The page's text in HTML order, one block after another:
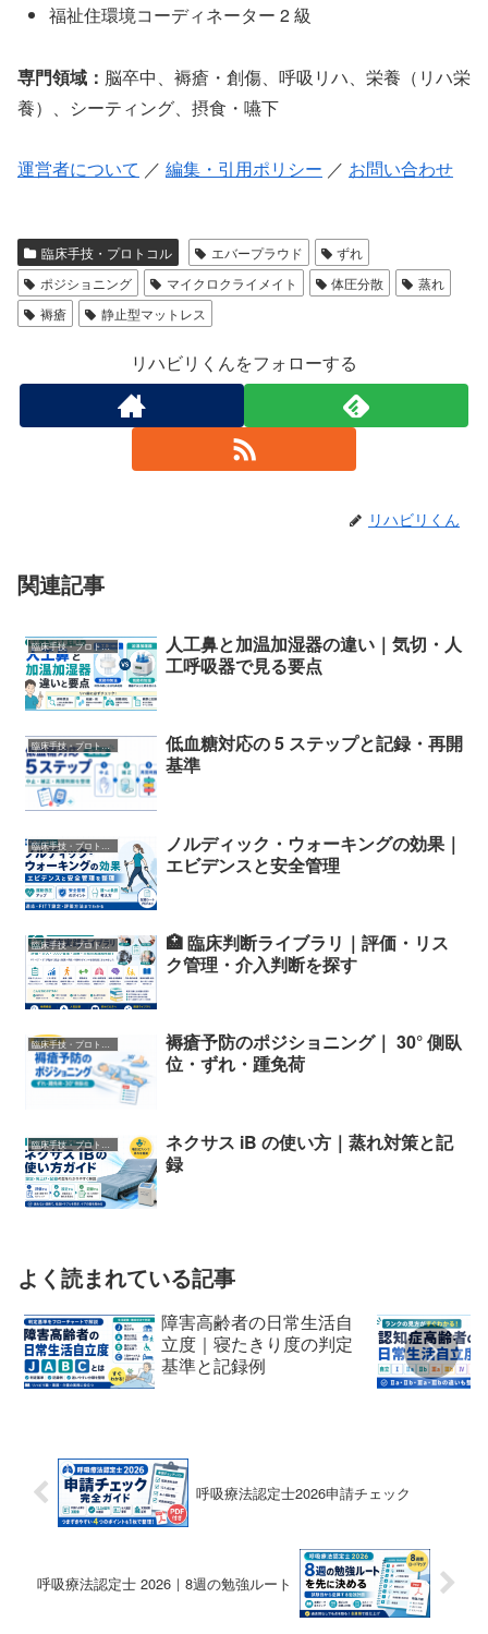
福祉住環境コーディネーター 2 級
専門領域： 脳卒中、褥瘡・創傷、呼吸リハ、栄養（リハ栄
養）、シーティング、摂食・嚥下
運営者について ／ 編集・引用ポリシー ／ お問い合わせ
臨床手技・プロトコル エバープラウド
ずれ
ポジショニング
マイクロクライメイト 体圧分散
蒸れ
褥瘡
静止型マットレス
リハビリくんをフォローする
リハビリくん
関連記事
臨床手技・プロトコル
人工鼻と加温加湿器の違い｜気切・人
工呼吸器で見る要点
臨床手技・プロトコル
低血糖対応の 5 ステップと記録・再開
基準
ノルディック・ウォーキングの効果｜
エビデンスと安全管理
臨床手技・プロトコル
🏥 臨床判断ライブラリ｜評価・リス
ク管理・介入判断を探す
臨床手技・プロトコル
褥瘡予防のポジショニング｜ 30° 側臥
位・ずれ・踵免荷
ネクサス iB の使い方｜蒸れ対策と記
録
よく読まれている記事
障害高齢者の日常生活自
立度｜寝たきり度の判定
基準と記録例
呼吸療法認定士2026申請チェック
呼吸療法認定士 2026｜8週の勉強ルート